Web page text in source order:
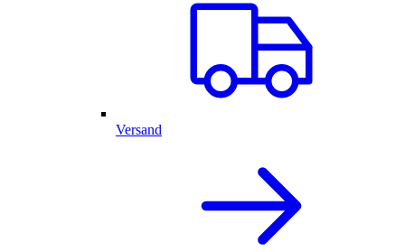
Versand